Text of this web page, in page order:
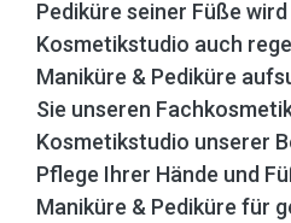
Pediküre seiner Füße
Kosmetikstudio auch
Maniküre & Pediküre
Sie unseren
Kosmetikstudio unserer
Pflege Ihrer Hände und
Maniküre & Pediküre für